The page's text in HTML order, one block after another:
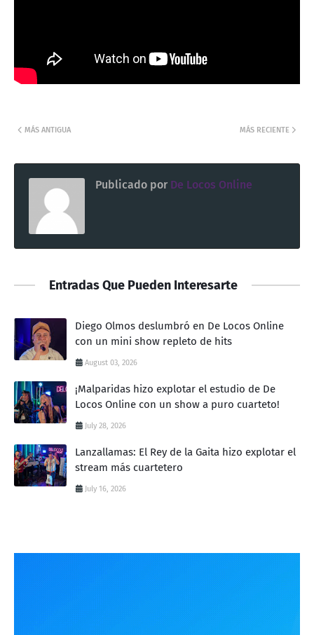
MÁS RECIENTE
MÁS ANTIGUA
Publicado por De Locos Online
Entradas Que Pueden Interesarte
Diego Olmos deslumbró en De Locos Online
con un mini show repleto de hits
August 03, 2026
¡Malparidas hizo explotar el estudio de De
Locos Online con un show a puro cuarteto!
July 28, 2026
Lanzallamas: El Rey de la Gaita hizo explotar el
stream más cuartetero
July 16, 2026